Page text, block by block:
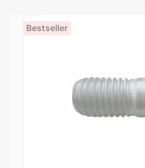
Bestseller